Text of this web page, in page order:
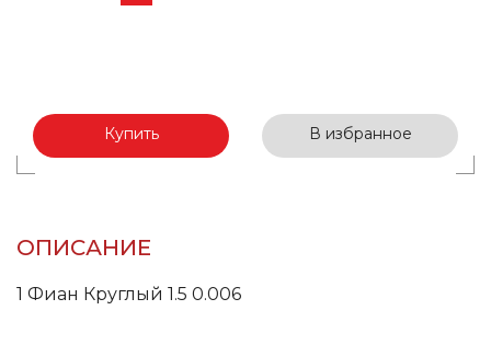
Купить В избранное
ОПИСАНИЕ
1 Фиан Круглый 1.5 0.006